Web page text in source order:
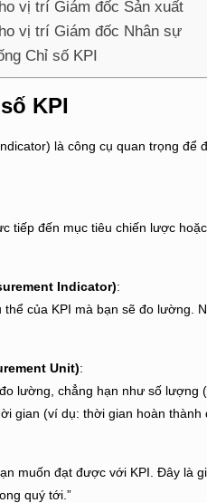
vị trí Giám đốc Sản xuất
vị trí Giám đốc Nhân sự
Chỉ số KPI
KPI
là công cụ quan trọng
tiếp đến mục tiêu chiến lược
Indicator):
của KPI mà bạn sẽ đo lường.
Unit):
lường, chẳng hạn như số lượng
gian (ví dụ: thời gian hoàn thành
muốn đạt được với KPI. Đây là
quý tới.”